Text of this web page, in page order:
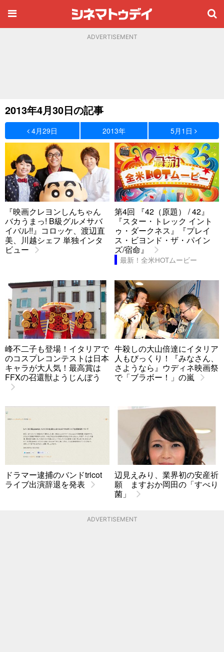
ADVERTISEMENT
2013年4月30日の記事
4月29日 2013年 5月1日
『映画クレヨンしんちゃん
バカうまっ! B級グルメサバ
イバル!!』コロッケ、渡辺直
美、川越シェフ 単独インタ
ビュー
第4回 『42（原題） / 42』
『スター・トレック イント
ゥ・ダークネス』『プレイ
ス・ビヨンド・ザ・パイン
ズ/宿命』
最新！全米HOTムービー
峰不二子も登場！イタリアで
のコスプレコンテストは日本
キャラが大人気！最高賞は
FFXの召還獣ようじんぼう
牛殺しの大山倍達にイタリア
人もびっくり！『みなさん、
さようなら』ウディネ映画祭
で「ブラボー！」の嵐
ドラマー逮捕のバンドtricot
ライブ出演辞退を発表
辺見えみり、業界初の安産祈
願 ますおか岡田の「すべり
菌」
ADVERTISEMENT